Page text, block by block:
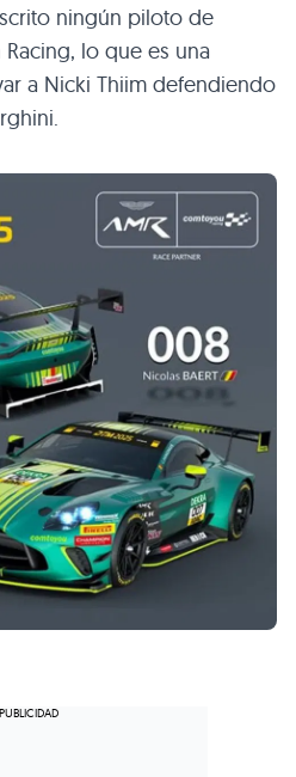
ningún piloto de
lo que es una
a Nicki Thiim defendiendo